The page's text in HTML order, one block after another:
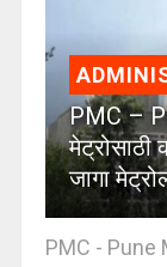
PMC –
मेट्रोसाठी
जागा
PMC - Pune